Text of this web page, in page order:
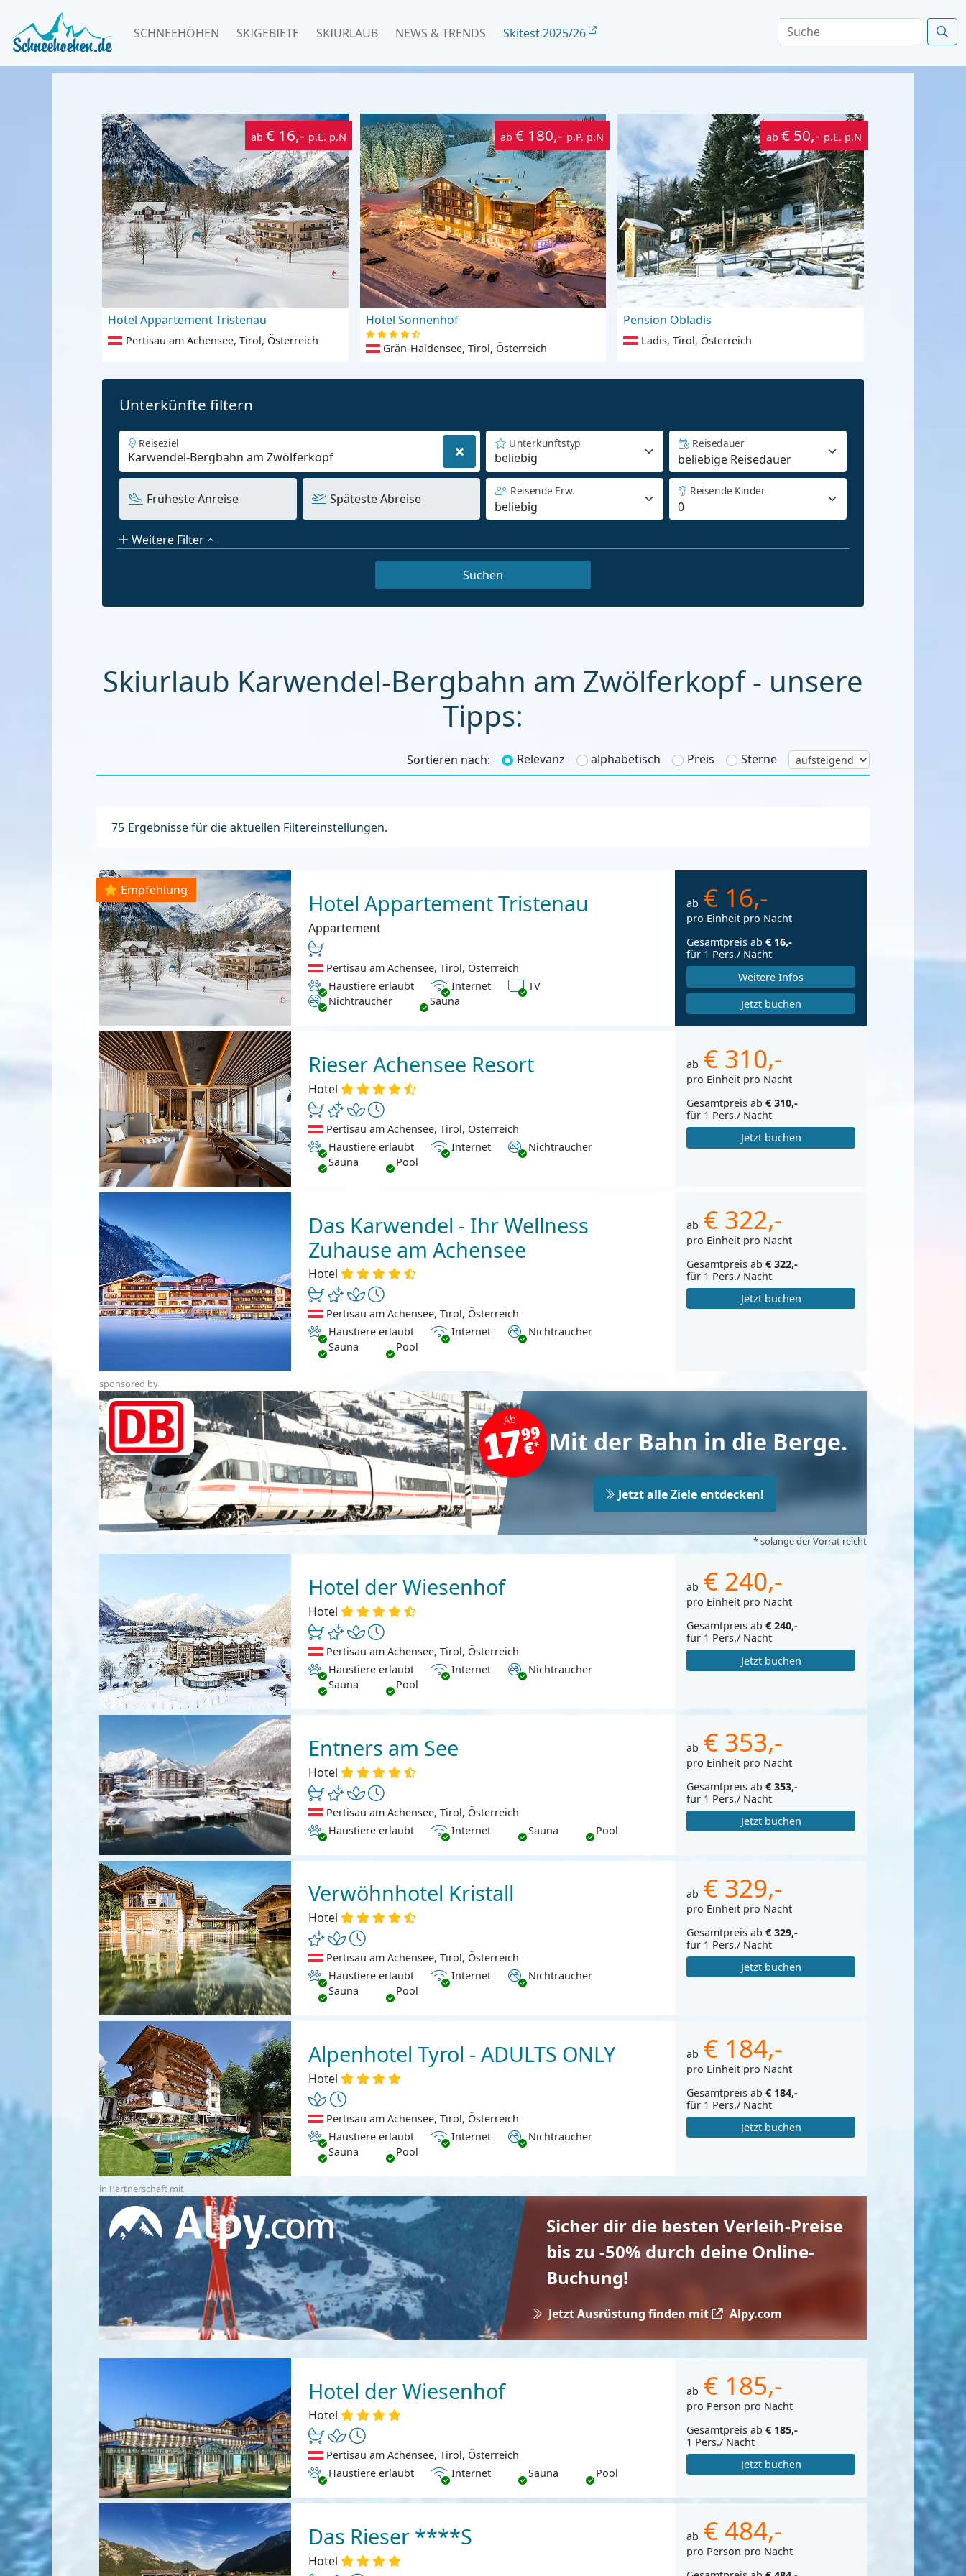
SCHNEEHÖHEN SKIGEBIETE SKIURLAUB NEWS & TRENDS Skitest 2025/26
ab € 16,- p.E. p.N
Hotel Appartement Tristenau
Pertisau am Achensee, Tirol, Österreich
ab€ 180,- p.P. p.N
Hotel Sonnenhof
Grän-Haldensee, Tirol, Österreich
ab € 50,- p.E. p.N
Pension Obladis
Ladis, Tirol, Österreich
Unterkünfte filtern
Reiseziel
beliebig
Unterkunftstyp Reisedauer
Früheste Anreise Späteste Abreise
Reisende Erw. Reisende Kinder
Weitere Filter
Skiurlaub Karwendel-Bergbahn am Zwölferkopf - unsere
Tipps:
Sortieren nach: Relevanz alphabetisch Preis Sterne
75 Ergebnisse für die aktuellen Filtereinstellungen.
Empfehlung Hotel Appartement Tristenau
Appartement
Pertisau am Achensee, Tirol, Österreich
Haustiere erlaubt
Haustiere erlaubt InternetInternet TV
TV
Nichtraucher
Nichtraucher Sauna
ab € 16,-
pro Einheit pro Nacht
Gesamtpreis ab € 16,-
für 1 Pers./ Nacht
Weitere Infos
Jetzt buchen
Rieser Achensee Resort
Hotel
Pertisau am Achensee, Tirol, Österreich
Haustiere erlaubt
Haustiere erlaubt InternetInternet Nichtraucher
Nichtraucher
Sauna
Pool
ab € 310,-
pro Einheit pro Nacht
Gesamtpreis ab € 310,-
für 1 Pers./ Nacht
Jetzt buchen
Das Karwendel - Ihr Wellness
Zuhause am Achensee
Hotel
Pertisau am Achensee, Tirol, Österreich
Haustiere erlaubt
Haustiere erlaubt InternetInternet Nichtraucher
Nichtraucher
Sauna
Pool
ab € 322,-
pro Einheit pro Nacht
Gesamtpreis ab € 322,-
für 1 Pers./ Nacht
Jetzt buchen
sponsored by
Mit der Bahn in die Berge.
Jetzt alle Ziele entdecken!
* solange der Vorrat reicht
Hotel der Wiesenhof
Hotel
Pertisau am Achensee, Tirol, Österreich
Haustiere erlaubt
Haustiere erlaubt InternetInternet Nichtraucher
Nichtraucher
Sauna
Pool
ab € 240,-
pro Einheit pro Nacht
Gesamtpreis ab € 240,-
für 1 Pers./ Nacht
Jetzt buchen
Entners am See
Hotel
Pertisau am Achensee, Tirol, Österreich
Haustiere erlaubt
Haustiere erlaubt InternetInternet Sauna Pool
ab € 353,-
pro Einheit pro Nacht
Gesamtpreis ab € 353,-
für 1 Pers./ Nacht
Jetzt buchen
Verwöhnhotel Kristall
Hotel
Pertisau am Achensee, Tirol, Österreich
Haustiere erlaubt
Haustiere erlaubt InternetInternet Nichtraucher
Nichtraucher
Sauna
Pool
ab € 329,-
pro Einheit pro Nacht
Gesamtpreis ab € 329,-
für 1 Pers./ Nacht
Jetzt buchen
Alpenhotel Tyrol - ADULTS ONLY
Hotel
Pertisau am Achensee, Tirol, Österreich
Haustiere erlaubt
Haustiere erlaubt InternetInternet Nichtraucher
Nichtraucher
Sauna
Pool
ab € 184,-
pro Einheit pro Nacht
Gesamtpreis ab € 184,-
für 1 Pers./ Nacht
Jetzt buchen
in Partnerschaft mit
Sicher dir die besten Verleih-Preise
bis zu -50% durch deine Online-
Buchung!
Jetzt Ausrüstung finden mit Alpy.com
Hotel der Wiesenhof
Hotel
Pertisau am Achensee, Tirol, Österreich
Haustiere erlaubt
Haustiere erlaubt InternetInternet Sauna Pool
ab € 185,-
pro Person pro Nacht
Gesamtpreis ab € 185,-
1 Pers./ Nacht
Jetzt buchen
Das Rieser ****S
Hotel
ab € 484,-
pro Person pro Nacht